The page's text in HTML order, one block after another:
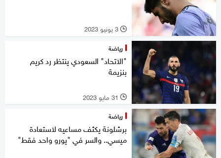
l 3 يونيو 2023
رياضة
"الاتحاد" السعودي ينتظر رد كريم
بنزيمة
l 31 مايو 2023
رياضة
برشلونة يكثف مساعيه لاستعادة
ميسي.. والسر في "يورو واحد فقط"